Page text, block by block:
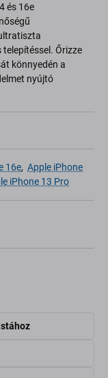
és 16e
telepítéssel. Őrizze
könnyedén a
nyújtó
16e, Apple iPhone
iPhone 13 Pro